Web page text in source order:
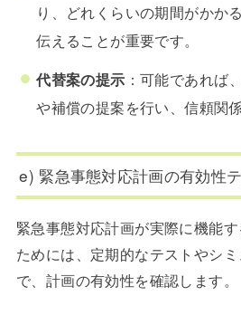
り、どれくらいの期間がかか
伝えることが重要です。
代替案の提示 ：可能であれば
や補償の提案を行い、信頼関
e) 緊急事態対応計画の有効性
緊急事態対応計画が実際に機能
ためには、定期的なテストやシ
で、 計画の有効性を確認します。